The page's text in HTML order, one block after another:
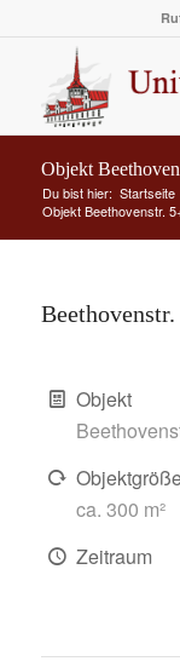
Objekt
Du bist hier: Startseite
Objekt Beethovenstr.
Objekt
ca. 300 m²
Zeitraum